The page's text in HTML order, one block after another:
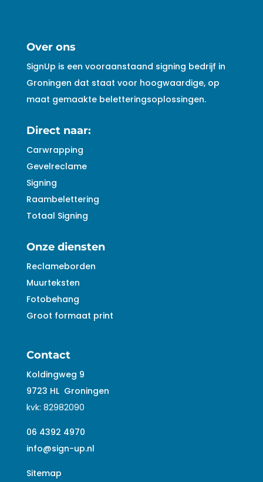
Over ons
SignUp is een vooraanstaand signing bedrijf in
Groningen dat staat voor hoogwaardige, op
maat gemaakte beletteringsoplossingen.
Direct naar:
Carwrapping
Gevelreclame
Signing
Raambelettering
Totaal Signing
Onze diensten
Reclameborden
Muurteksten
Fotobehang
Groot formaat print
Contact
Koldingweg 9
9723 HL Groningen
kvk: 82982090
06 4392 4970
info@sign-up.nl
Sitemap